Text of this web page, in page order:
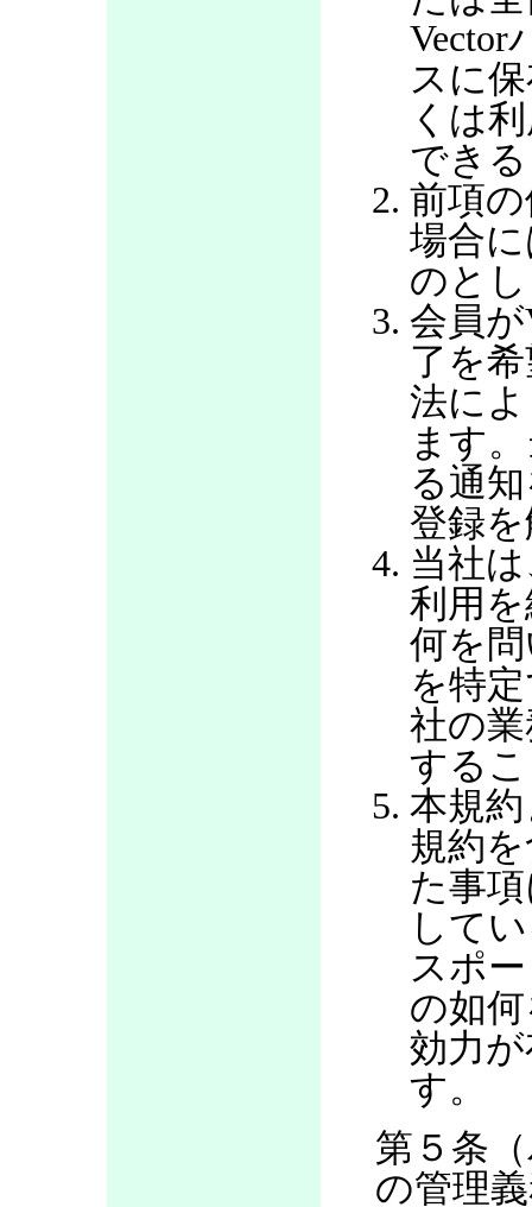
Vector
スに
くは
でき
前項
場合
のと
会員
了を
法に
ます
る通
登録
当社
利用
何を
を特
社の
する
本規
規約
た事
して
スポ
の如
効力
す。
第５条
の管理